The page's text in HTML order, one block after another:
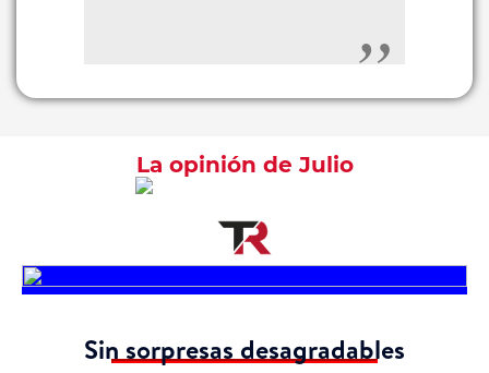
La opinión de Julio
Sin sorpresas desagradables